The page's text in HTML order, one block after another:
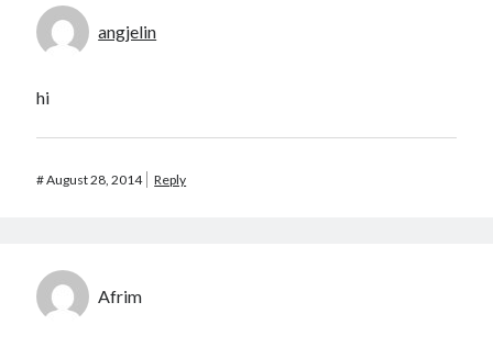
angjelin
hi
#August 28, 2014 Reply
Afrim